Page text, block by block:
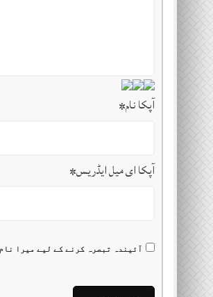
آپکا نام*
آپکا ای میل ایڈریس*
آئیندہ تبصرہ کرنے کے لیے میرا